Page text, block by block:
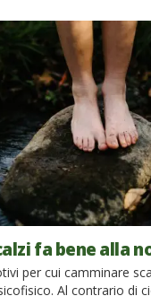
disconnettersi dal
di Okoland si trova
Il suo nome deriva da
fa bene alla
per cui camminare
Al contrario di